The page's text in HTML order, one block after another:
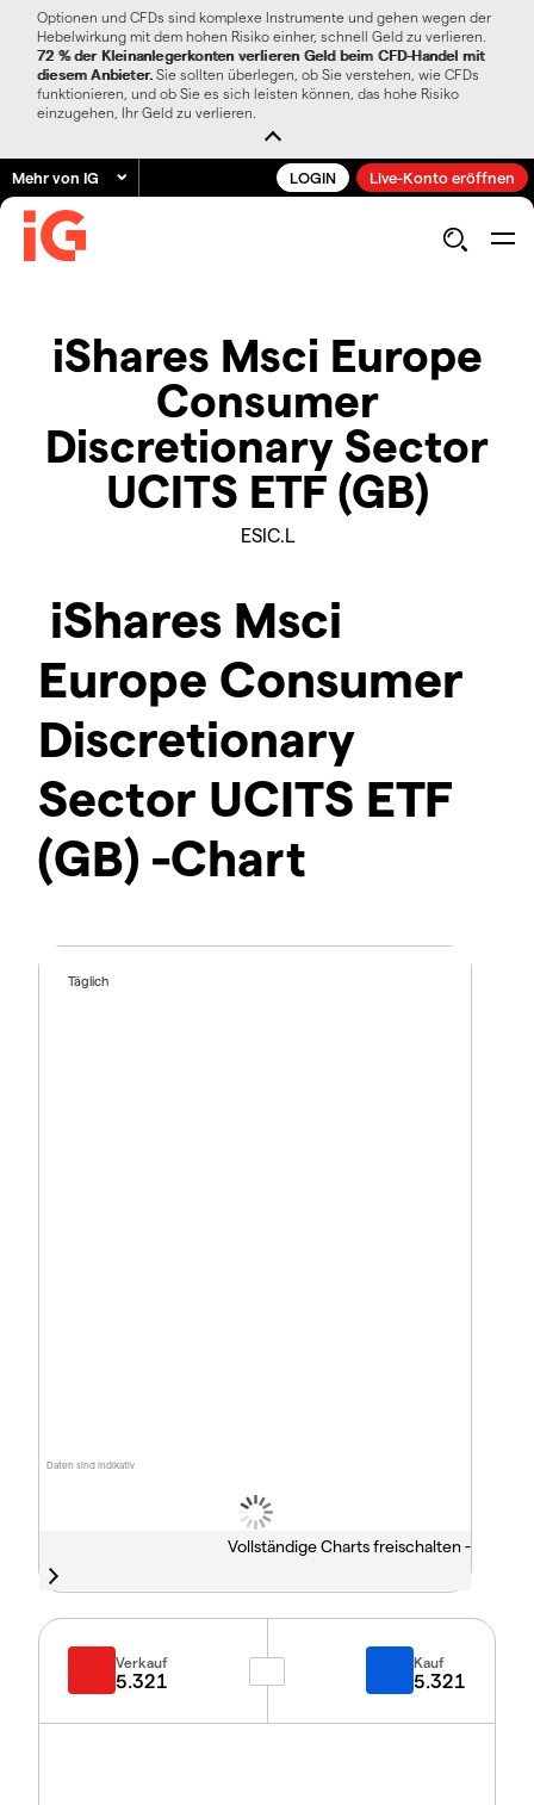
Optionen und CFDs sind komplexe Instrumente und gehen wegen der
Hebelwirkung mit dem hohen Risiko einher, schnell Geld zu verlieren.
72 % der Kleinanlegerkonten verlieren Geld beim CFD-Handel mit
diesem Anbieter. Sie sollten überlegen, ob Sie verstehen, wie CFDs
funktionieren, und ob Sie es sich leisten können, das hohe Risiko
einzugehen, Ihr Geld zu verlieren.
Mehr von IG LOGIN Live-Konto eröffnen
iShares Msci Europe
Consumer
Discretionary Sector
UCITS ETF (GB)
ESIC.L
iShares Msci
Europe Consumer
Discretionary
Sector UCITS ETF
(GB) -Chart
Daten sind indikativ
Täglich
Vollständige Charts freischalten -
Verkauf
5.321
Kauf
5.321